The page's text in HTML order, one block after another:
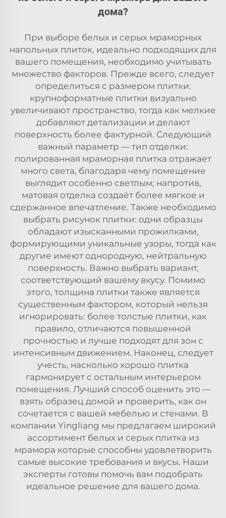
дома?
При выборе белых и серых мраморных
напольных плиток, идеально подходящих для
вашего помещения, необходимо учитывать
множество факторов. Прежде всего, следует
определиться с размером плитки:
крупноформатные плитки визуально
увеличивают пространство, тогда как мелкие
добавляют детализации и делают
поверхность более фактурной. Следующий
важный параметр — тип отделки:
полированная мраморная плитка отражает
много света, благодаря чему помещение
выглядит особенно светлым; напротив,
матовая отделка создаёт более мягкое и
сдержанное впечатление. Также необходимо
выбрать рисунок плитки: одни образцы
обладают изысканными прожилками,
формирующими уникальные узоры, тогда как
другие имеют однородную, нейтральную
поверхность. Важно выбрать вариант,
соответствующий вашему вкусу. Помимо
этого, толщина плитки также является
существенным фактором, который нельзя
игнорировать: более толстые плитки, как
правило, отличаются повышенной
прочностью и лучше подходят для зон с
интенсивным движением. Наконец, следует
учесть, насколько хорошо плитка
гармонирует с остальным интерьером
помещения. Лучший способ оценить это —
взять образец домой и проверить, как он
сочетается с вашей мебелью и стенами. В
компании Yingliang мы предлагаем широкий
ассортимент белых и серых плитка из
мрамора которые способны удовлетворить
самые высокие требования и вкусы. Наши
эксперты готовы помочь вам подобрать
идеальное решение для вашего дома.